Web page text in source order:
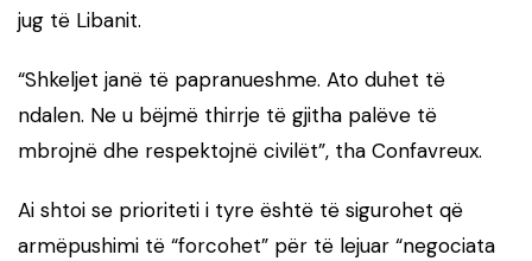
jug të Libanit.
“Shkeljet janë të papranueshme. Ato duhet të
ndalen. Ne u bëjmë thirrje të gjitha palëve të
mbrojnë dhe respektojnë civilët”, tha Confavreux.
Ai shtoi se prioriteti i tyre është të sigurohet që
armëpushimi të “forcohet” për të lejuar “negociata